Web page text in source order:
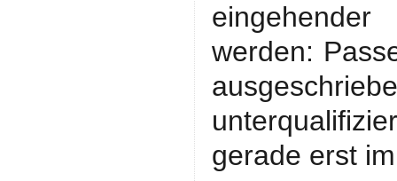
werden:
gerade erst